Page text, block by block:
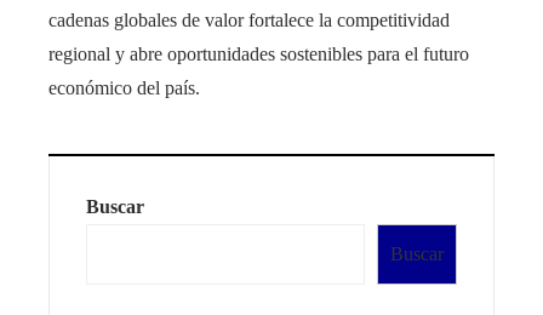
cadenas globales de valor fortalece la competitividad
regional y abre oportunidades sostenibles para el futuro
económico del país.
Buscar
Buscar